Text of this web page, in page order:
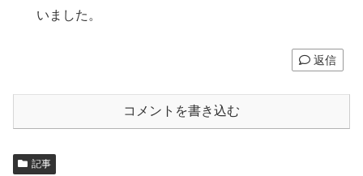
いました。
返信
コメントを書き込む
記事